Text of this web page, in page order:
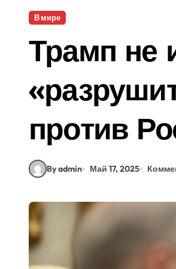
В мире
Трамп не
против
By admin Май 17, 2025